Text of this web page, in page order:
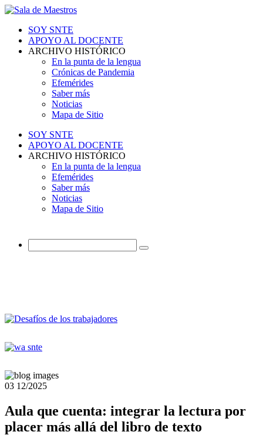
SOY SNTE
APOYO AL DOCENTE
ARCHIVO HISTÓRICO
En la punta de la lengua
Crónicas de Pandemia
Efemérides
Saber más
Noticias
Mapa de Sitio
SOY SNTE
APOYO AL DOCENTE
ARCHIVO HISTÓRICO
En la punta de la lengua
Efemérides
Saber más
Noticias
Mapa de Sitio
03 12/2025
Aula que cuenta: integrar la lectura por
placer más allá del libro de texto